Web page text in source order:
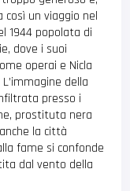
così un viaggio nel
1944 popolata di
dove i suoi
operai e Nicla
della
presso i
prostituta nera
la città
fame si confonde
dal vento della